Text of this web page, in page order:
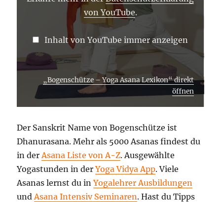
von YouTube.
Inhalt von YouTube immer anzeigen
„Bogenschütze – Yoga Asana Lexikon“ direkt
öffnen
Der Sanskrit Name von Bogenschütze ist
Dhanurasana. Mehr als 5000 Asanas findest du
in der Asana Liste von A-Z. Ausgewählte
Yogastunden in derYoga Vidya App. Viele
Asanas lernst du inYogalehrer Ausbildungen
und Asana Intensiv Seminaren. Hast du Tipps